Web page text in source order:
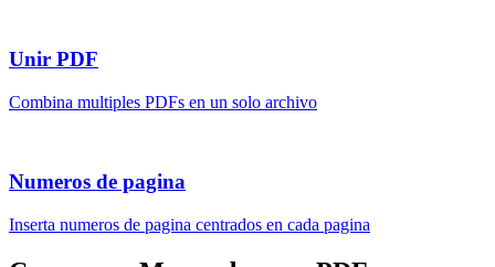
Unir PDF
Combina multiples PDFs en un solo archivo
Numeros de pagina
Inserta numeros de pagina centrados en cada pagina